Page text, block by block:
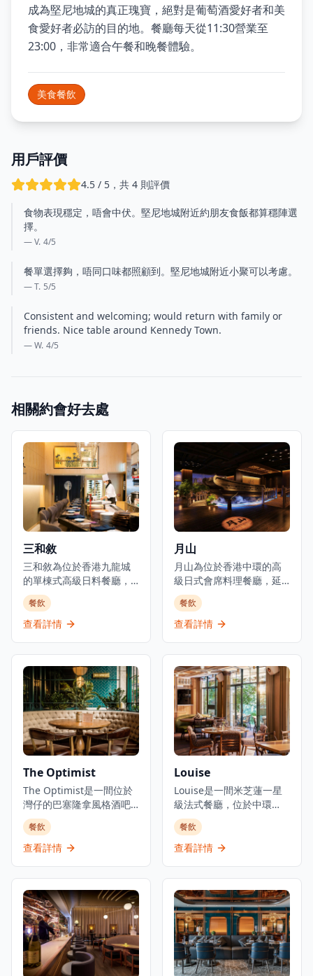
成為堅尼地城的真正瑰寶，絕對是葡萄酒愛好者和美
食愛好者必訪的目的地。餐廳每天從11:30營業至
23:00，非常適合午餐和晚餐體驗。
美食餐飲
用戶評價
4.5 / 5，共 4 則評價
食物表現穩定，唔會中伏。堅尼地城附近約朋友食飯都算穩陣選
擇。
— V. 4/5
餐單選擇夠，唔同口味都照顧到。堅尼地城附近小聚可以考慮。
— T. 5/5
Consistent and welcoming; would return with family or
friends. Nice table around Kennedy Town.
— W. 4/5
相關約會好去處
三和敘
三和敘為位於香港九龍城
的單棟式高級日料餐廳，
集結三大傳統日本料理：
壽司、鐵板燒、爐端燒的
日式餐飲概念。環境優美
以優質食材呈獻高級日式
料理，提供卓越的無菜單
料理體驗。主要菜單包括
三和敘御膳系列，如香煎
法國鴨肝伴美國安格斯牛
柳御膳（HK$268起）、燒
西京味噌銀鱈魚御膳
理。結合高級料理與聚會
元素，三和敘致力於為客
人提供頂級的日式用餐體
驗。
餐飲
查看詳情
月山
月山為位於香港中環的高
級日式會席料理餐廳，延
續米芝蓮星級日本料理的
血統。餐廳佔地3,000平方
呎，由資深廚藝團隊領
配佳餚的會席料理，同時
提供廚師發辦壽司料理及
各式地道和食選擇。餐廳
專注於無菜單料理及會席
晚餐體驗，體現日本飲食
文化中「時令食材」的精
神。季節性輪換的無菜單
帶領食客展開多道菜式的
美食之旅。餐廳位於H
Queen's，提供精緻用餐
體驗，採預約制服務。
餐飲
查看詳情
The Optimist
The Optimist是一間位於
灣仔的巴塞隆拿風格酒吧
及西班牙烤肉餐廳，佔地
三層，提供正宗慷慨的西
班牙北部用餐體驗。餐廳
食，採用免服務費經營模
式。憑藉其西班牙北部料
理和雞尾酒，The
Optimist為客人提供正宗
的西班牙美食傳統，主打
適合分享和在充滿活力的
社交氛圍中享用的菜式。
餐飲
查看詳情
Louise
Louise是一間米芝蓮一星
級法式餐廳，位於中環
PMQ（前已婚警察宿舍）
的兩層歷史建築內，是香
港的創意中心。這是JIA
Royer（前亞洲50最佳餐廳
第一名Odette主廚）的合
作項目，提供溫馨的法式
料理和真誠的款待服務。
餐廳由主廚Loïc Portalier
掌舵，展現精緻的法式料
理，採用最優質的時令食
餐飲
查看詳情